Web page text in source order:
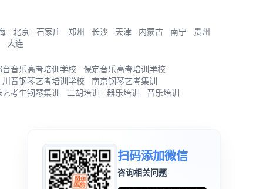
北京 石家庄 郑州 长沙 天津 内蒙古 南宁
贵州
大连
台音乐高考培训学校
保定音乐高考培训学校
川音钢琴艺考培训学校
南京钢琴艺考集训
艺考生钢琴集训
二胡培训 器乐培训 音乐培训
扫码添加微信
咨询相关问题